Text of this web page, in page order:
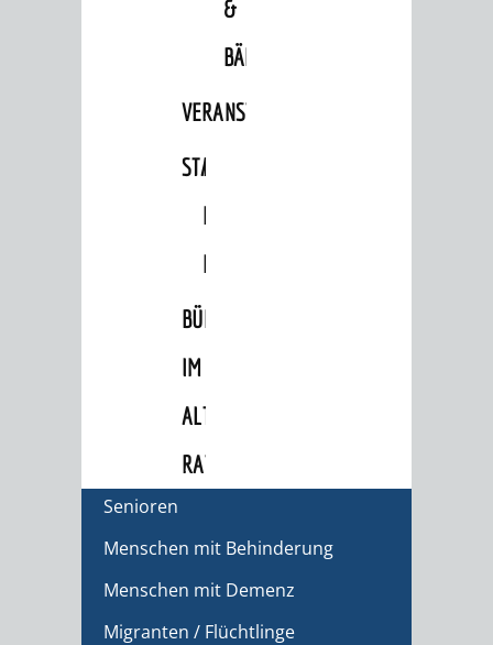
&
BÄDER
VERANSTALTUNGSRÄUME
STADTHALLE
ROLF-
ENGELBRECHT-
HAUS
BÜRGERSAAL
IM
ALTEN
RATHAUS
BERATUNG & ANGEBOTE
Behördennummer 115
Kinder und Jugendliche
Senioren
Menschen mit Behinderung
Menschen mit Demenz
Migranten / Flüchtlinge